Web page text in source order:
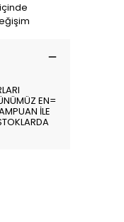
EN=
İLE